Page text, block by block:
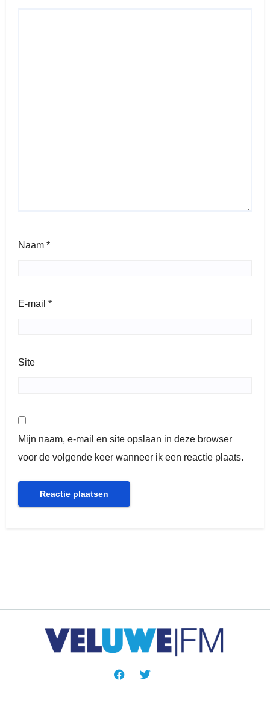
Naam *
E-mail *
Site
Mijn naam, e-mail en site opslaan in deze browser
voor de volgende keer wanneer ik een reactie plaats.